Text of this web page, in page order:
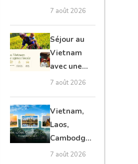
et Laos :
authentique
7 août 2026
Séjour au
Vietnam
avec une
agence
guide
complet
7 août 2026
Vietnam,
Laos,
Cambodge,
Thaïlande :
7 août 2026